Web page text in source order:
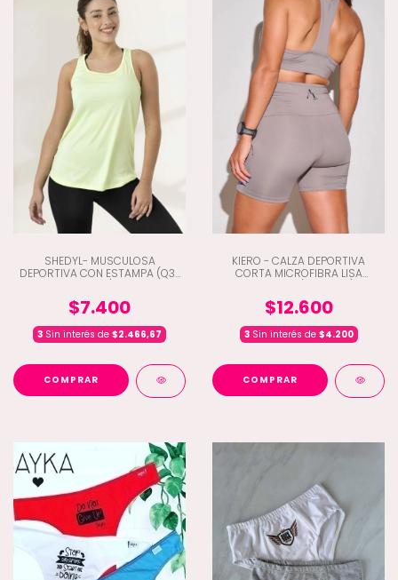
SHEDYL- MUSCULOSA
DEPORTIVA CON ESTAMPA (Q3-
$7.400
3 Sin interés de $2.466,67
COMPRAR
KIERO - CALZA DEPORTIVA
CORTA MICROFIBRA LISA
$12.600
3Sin interés de $4.200
COMPRAR